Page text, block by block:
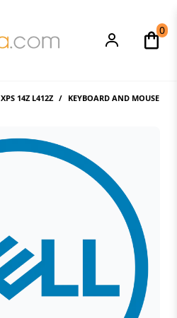
0
XPS 14Z L412Z / KEYBOARD AND MOUSE